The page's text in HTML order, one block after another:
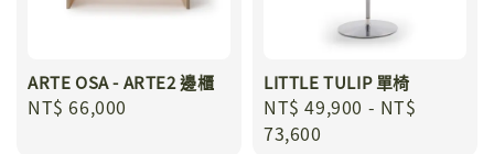
ARTE OSA - ARTE2 邊櫃
Regular
NT$ 66,000
LITTLE TULIP 單椅
Regular
price
NT$ 49,900 - NT$
73,600